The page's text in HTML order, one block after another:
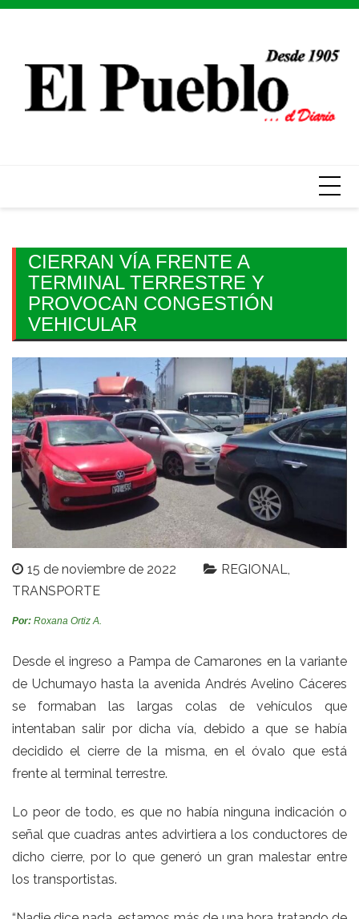
Skip
CIERRAN VÍA FRENTE A
TERMINAL TERRESTRE Y
PROVOCAN CONGESTIÓN
VEHICULAR
15 de noviembre de 2022
REGIONAL
TRANSPORTE
Por: Roxana Ortiz A.
Desde el ingreso a Pampa de Camarones en la variante
de Uchumayo hasta la avenida Andrés Avelino Cáceres
se formaban las largas colas de vehículos que
intentaban salir por dicha vía, debido a que se había
decidido el cierre de la misma, en el óvalo que está
frente al terminal terrestre.
Lo peor de todo, es que no había ninguna indicación o
señal que cuadras antes advirtiera a los conductores de
dicho cierre, por lo que generó un gran malestar entre
los transportistas.